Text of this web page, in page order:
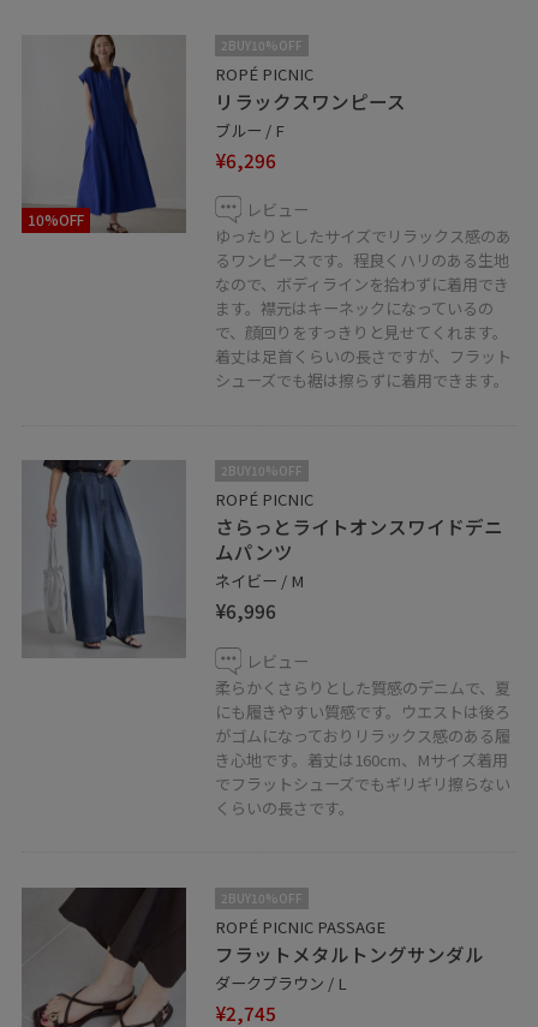
10%OFF
2BUY10%OFF
ROPÉ PICNIC
リラックスワンピース
ブルー / F
¥6,296
レビュー
ゆったりとしたサイズでリラックス感のあ
るワンピースです。程良くハリのある生地
なので、ボディラインを拾わずに着用でき
ます。襟元はキーネックになっているの
で、顔回りをすっきりと見せてくれます。
着丈は足首くらいの長さですが、フラット
シューズでも裾は擦らずに着用できます。
2BUY10%OFF
ROPÉ PICNIC
さらっとライトオンスワイドデニ
ムパンツ
ネイビー / M
¥6,996
レビュー
柔らかくさらりとした質感のデニムで、夏
にも履きやすい質感です。ウエストは後ろ
がゴムになっておりリラックス感のある履
き心地です。着丈は160cm、Mサイズ着用
でフラットシューズでもギリギリ擦らない
くらいの長さです。
2BUY10%OFF
ROPÉ PICNIC PASSAGE
フラットメタルトングサンダル
ダークブラウン / L
¥2,745